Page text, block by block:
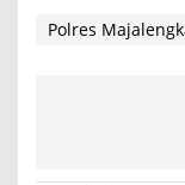
Polres